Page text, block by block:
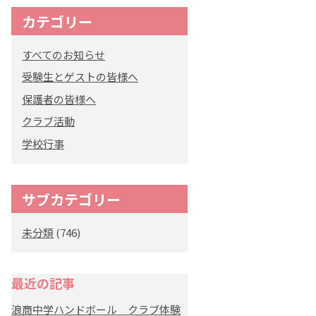
カテゴリー
すべてのお知らせ
受験生とゲストの皆様へ
保護者の皆様へ
クラブ活動
学校行事
サブカテゴリー
未分類 (746)
最近の記事
浪商中学ハンドボール クラブ体験